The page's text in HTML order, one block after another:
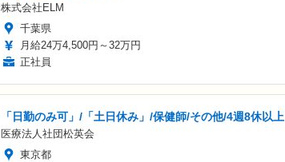
株式会社ELM
千葉県
月給24万4,500円～32万円
正社員
「日勤のみ可」/「土日休み」/保健師/その他/4週8休以上
医療法人社団松英会
東京都